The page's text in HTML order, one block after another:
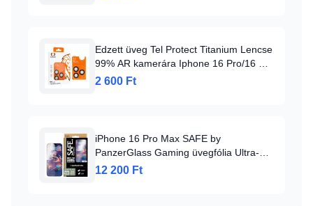
Edzett üveg Tel Protect Titanium Lencse
99% AR kamerára Iphone 16 Pro/16 Pro
Max titán (lencse 3 db), üvegfólia
2 600 Ft
iPhone 16 Pro Max SAFE by
PanzerGlass Gaming üvegfólia Ultra-
Széles Illeszkedés SAFE95889,
12 200 Ft